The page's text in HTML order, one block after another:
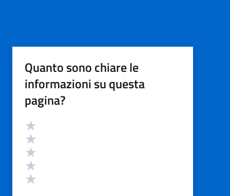
Quanto sono chiare le
informazioni su questa
pagina?
Valutazione